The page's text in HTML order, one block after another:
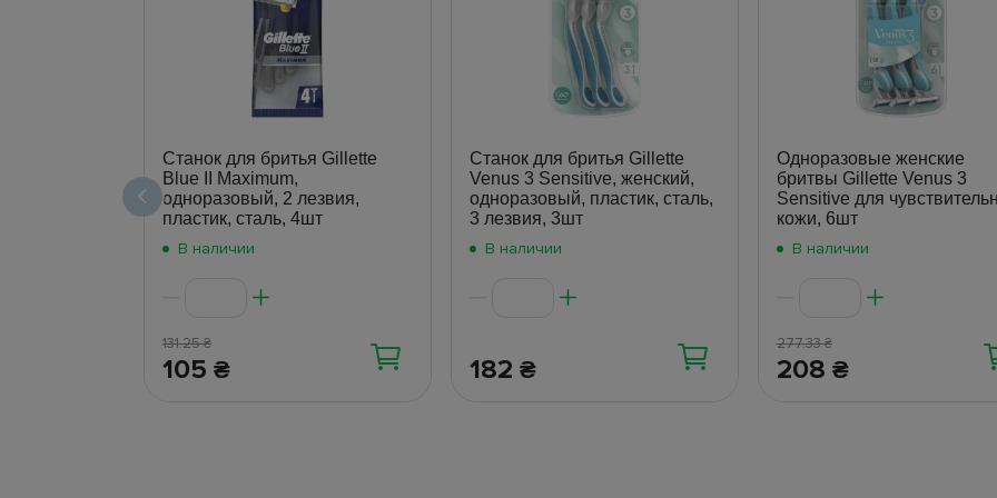
Станок для бритья Gillette
Blue II Maximum,
одноразовый, 2 лезвия,
пластик, сталь, 4шт
В наличии
131.25₴
105 ₴
Станок для бритья Gillette
Venus 3 Sensitive, женский,
одноразовый, пластик, сталь,
3 лезвия, 3шт
В наличии
182 ₴
Одноразовые женские
бритвы Gillette Venus 3
Sensitive для
кожи, 6шт
В наличии
277.33₴
208 ₴